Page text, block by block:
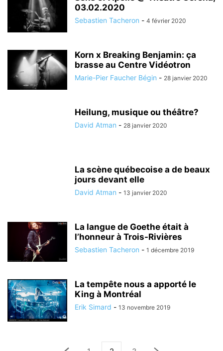
03.02.2020
Sebastien Tacheron - 4 février 2020
Korn x Breaking Benjamin: ça
brasse au Centre Vidéotron
Marie-Pier Faucher Bégin - 28 janvier 2020
Heilung, musique ou théâtre?
David Atman - 28 janvier 2020
La scène québecoise a de beaux
jours devant elle
David Atman - 13 janvier 2020
La langue de Goethe était à
l’honneur à Trois-Rivières
Sebastien Tacheron - 1 décembre 2019
La tempête nous a apporté le
King à Montréal
Erik Simard - 13 novembre 2019